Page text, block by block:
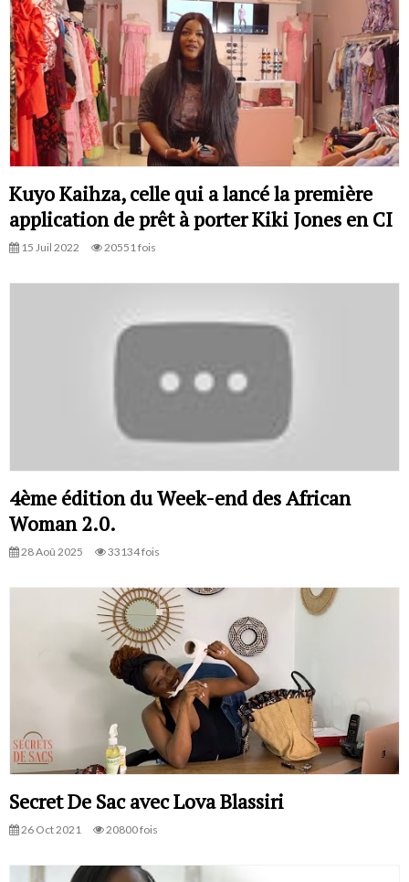
Kuyo Kaihza, celle qui a lancé la première
application de prêt à porter Kiki Jones en CI
15 Juil 2022 20551 fois
4ème édition du Week-end des African
Woman 2.0.
28 Aoû 2025 33134 fois
Secret De Sac avec Lova Blassiri
26 Oct 2021 20800 fois